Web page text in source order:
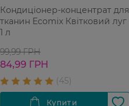
Кондиціонер-концентрат для
тканин Ecomix Квітковий луг
1 л
99,99 ГРН
84,99 ГРН